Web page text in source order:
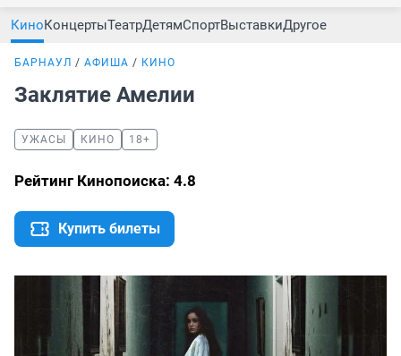
КиноКонцертыТеатрДетямСпортВыставкиДругое
БАРНАУЛ АФИША КИНО
Заклятие Амелии
УЖАСЫ КИНО 18+
Рейтинг Кинопоиска: 4.8
Купить билеты